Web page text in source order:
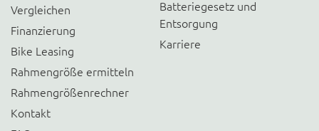
Vergleichen
Finanzierung
Bike Leasing
Rahmengröße ermitteln
Rahmengrößenrechner
Kontakt
Batteriegesetz und
Entsorgung
Karriere